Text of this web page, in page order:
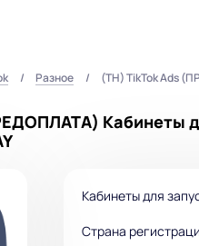
Разное (TH) TikTok Ads
Кабинеты
Кабинеты для
Страна